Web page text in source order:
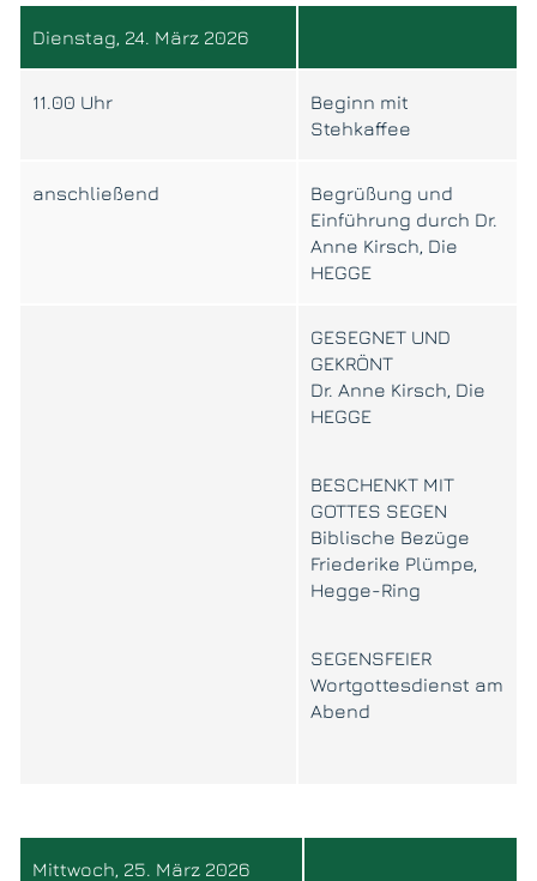
Dienstag, 24. März 2026
11.00 Uhr
Beginn mit
Stehkaffee
anschließend
Begrüßung und
Einführung durch Dr.
Anne Kirsch, Die
HEGGE
GESEGNET UND
GEKRÖNT
Dr. Anne Kirsch, Die
HEGGE
BESCHENKT MIT
GOTTES SEGEN
Biblische Bezüge
Friederike Plümpe,
Hegge-Ring
SEGENSFEIER
Wortgottesdienst am
Abend
Mittwoch, 25. März 2026